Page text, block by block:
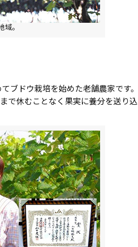
。
ブドウ栽培を始めた老舗農家です
で休むことなく果実に養分を送り